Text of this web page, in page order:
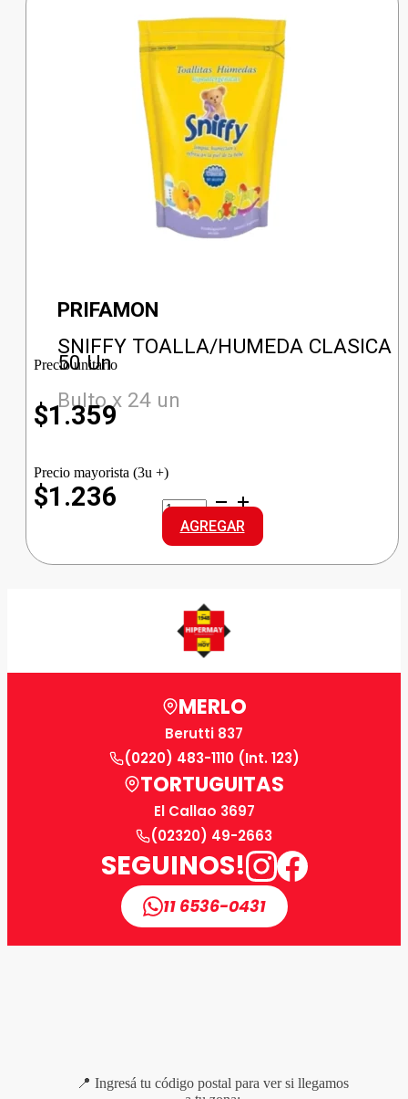
PRIFAMON
SNIFFY TOALLA/HUMEDA CLASICA
50 Un
Bulto x 24 un
Precio unitario
$1.359
Precio mayorista (3u +)
$1.236
SNIFFY
TOALLA/HUMEDA
CLASICA
cantidad
AGREGAR
MERLO
Berutti 837
(0220) 483-1110 (Int. 123)
TORTUGUITAS
El Callao 3697
(02320) 49-2663
SEGUINOS!
11 6536-0431
📍 Ingresá tu código postal para ver si llegamos